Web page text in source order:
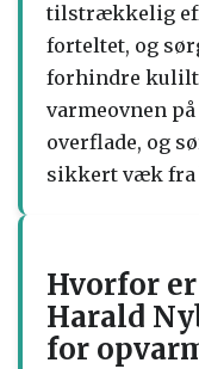
tilstrækkelig
forteltet, og
forhindre
varmeovnen
overflade, og
sikkert væk fra
Hvorfor
Harald
for